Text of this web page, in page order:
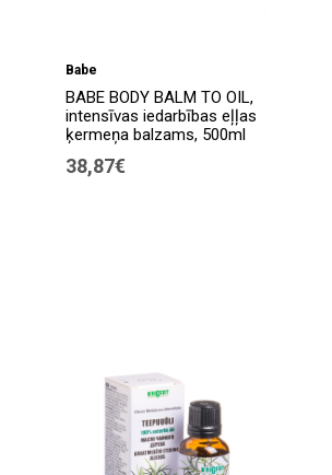
Babe
BABE BODY BALM TO OIL,
intensīvas iedarbības eļļas
ķermeņa balzams, 500ml
38,87€